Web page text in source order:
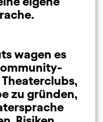
wagen es
zu gründen,